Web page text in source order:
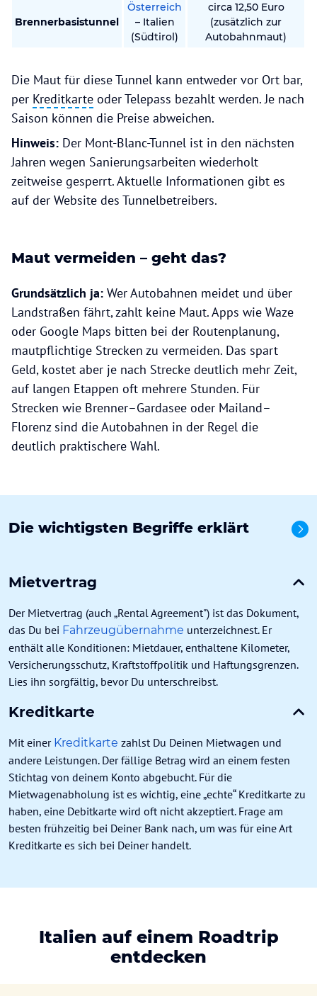
Brennerbasistunnel
Österreich
– Italien
(Südtirol)
circa 12,50 Euro
(zusätzlich zur
Autobahnmaut)
Die Maut für diese Tunnel kann entweder vor Ort bar,
per Kreditkarte oder Telepass bezahlt werden. Je nach
Saison können die Preise abweichen.
Hinweis: Der Mont-Blanc-Tunnel ist in den nächsten
Jahren wegen Sanierungsarbeiten wiederholt
zeitweise gesperrt. Aktuelle Informationen gibt es
auf der Website des Tunnelbetreibers.
Maut vermeiden – geht das?
Grundsätzlich ja: Wer Autobahnen meidet und über
Landstraßen fährt, zahlt keine Maut. Apps wie Waze
oder Google Maps bitten bei der Routenplanung,
mautpflichtige Strecken zu vermeiden. Das spart
Geld, kostet aber je nach Strecke deutlich mehr Zeit,
auf langen Etappen oft mehrere Stunden. Für
Strecken wie Brenner–Gardasee oder Mailand–
Florenz sind die Autobahnen in der Regel die
deutlich praktischere Wahl.
Die wichtigsten Begriffe erklärt
Alle
Mietvertrag
Der Mietvertrag (auch „Rental Agreement") ist das Dokument,
das Du bei Fahrzeugübernahme unterzeichnest. Er
enthält alle Konditionen: Mietdauer, enthaltene Kilometer,
Versicherungsschutz, Kraftstoffpolitik und Haftungsgrenzen.
Lies ihn sorgfältig, bevor Du unterschreibst.
Kreditkarte
Mit einer Kreditkarte zahlst Du Deinen Mietwagen und
andere Leistungen. Der fällige Betrag wird an einem festen
Stichtag von deinem Konto abgebucht. Für die
Mietwagenabholung ist es wichtig, eine „echte“ Kreditkarte zu
haben, eine Debitkarte wird oft nicht akzeptiert. Frage am
besten frühzeitig bei Deiner Bank nach, um was für eine Art
Kreditkarte es sich bei Deiner handelt.
Italien auf einem Roadtrip
entdecken